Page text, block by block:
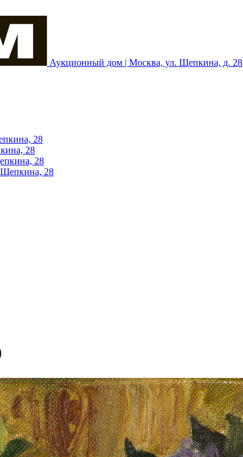
Аукционный дом | Москва, ул. Щепкина, д. 28
28
28
28
28